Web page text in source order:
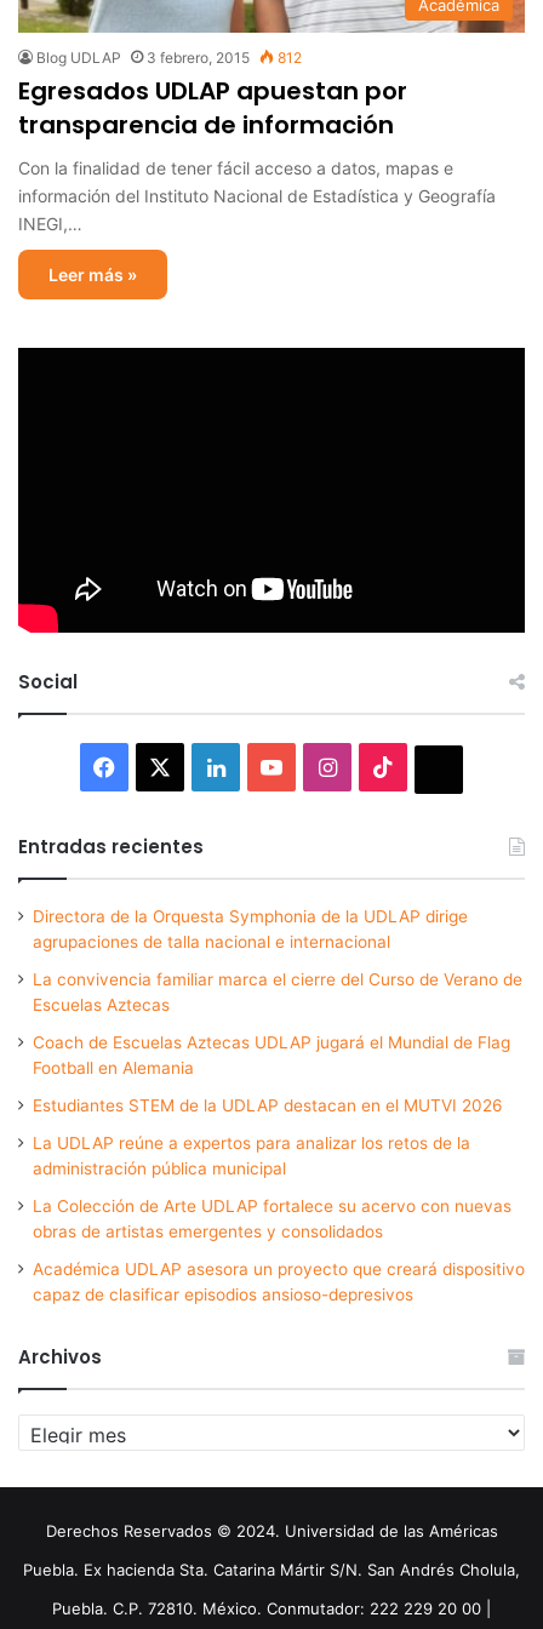
Académica
Blog UDLAP 3 febrero, 2015 812
Egresados UDLAP apuestan por
transparencia de información
Con la finalidad de tener fácil acceso a datos, mapas e
información del Instituto Nacional de Estadística y Geografía
INEGI,…
Leer más »
Social
Facebook LinkedInYouTubeInstagram
Entradas recientes
Directora de la Orquesta Symphonia de la UDLAP dirige
agrupaciones de talla nacional e internacional
La convivencia familiar marca el cierre del Curso de Verano de
Escuelas Aztecas
Coach de Escuelas Aztecas UDLAP jugará el Mundial de Flag
Football en Alemania
Estudiantes STEM de la UDLAP destacan en el MUTVI 2026
La UDLAP reúne a expertos para analizar los retos de la
administración pública municipal
La Colección de Arte UDLAP fortalece su acervo con nuevas
obras de artistas emergentes y consolidados
Académica UDLAP asesora un proyecto que creará dispositivo
capaz de clasificar episodios ansioso-depresivos
Archivos
Archivos
Derechos Reservados © 2024. Universidad de las Américas
Puebla. Ex hacienda Sta. Catarina Mártir S/N. San Andrés Cholula,
Puebla. C.P. 72810. México. Conmutador: 222 229 20 00 |